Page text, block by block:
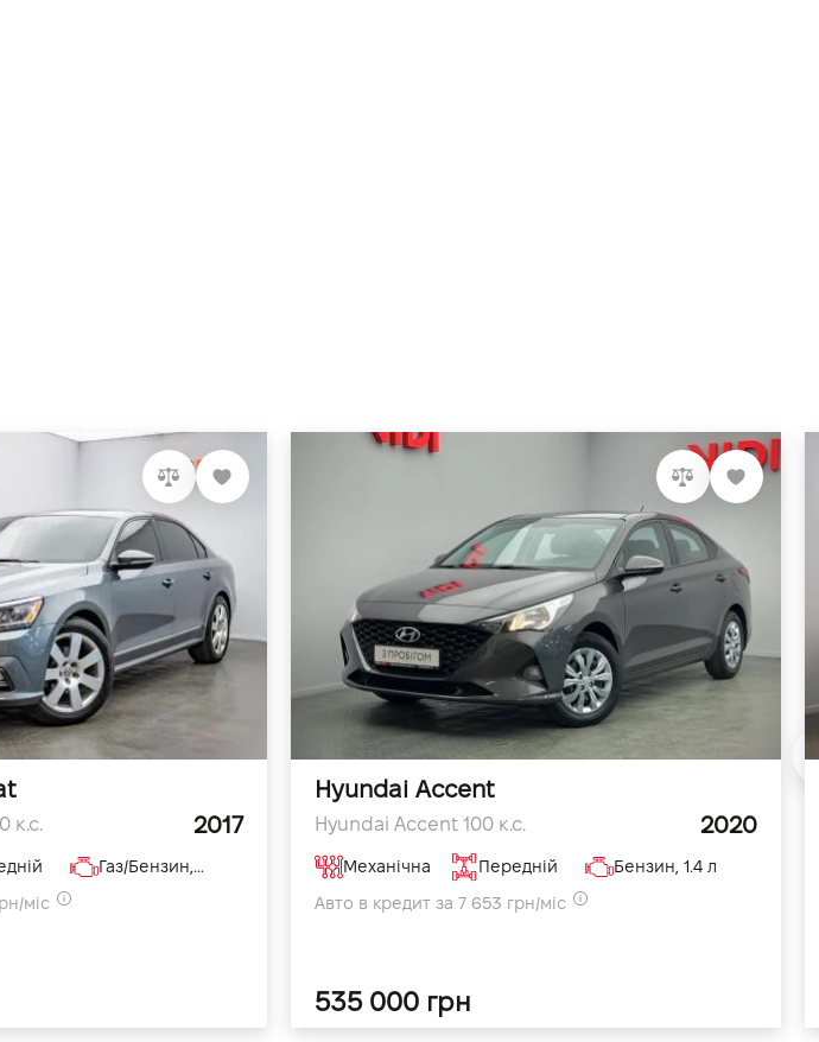
к.с. 2017
Газ/Бензин, 3.6 л
міс
Hyundai Accent
Hyundai Accent 100 к.с. 2020
Механічна Передній
Бензин, 1.4 л
Авто в кредит за 7 653 грн/міс
535 000 грн